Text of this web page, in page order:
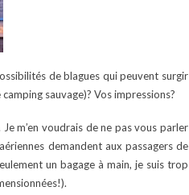
de blagues qui peuvent surgir
sauvage)? Vos impressions?
m’en voudrais de ne pas vous parler
demandent aux passagers de
un bagage à main, je suis trop